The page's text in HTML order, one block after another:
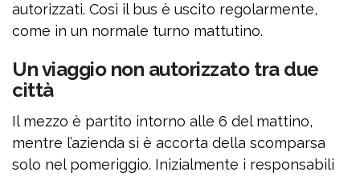
autorizzati. Così il bus è uscito regolarmente,
come in un normale turno mattutino.
Un viaggio non autorizzato tra due
città
Il mezzo è partito intorno alle 6 del mattino,
mentre l’azienda si è accorta della scomparsa
solo nel pomeriggio. Inizialmente i responsabili